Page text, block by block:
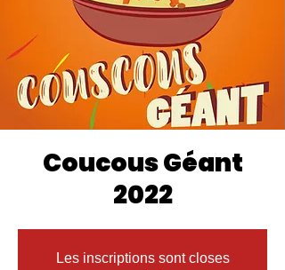
Coucous Géant
2022
Les inscriptions sont closes